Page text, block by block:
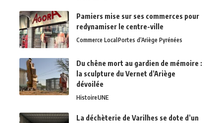
Pamiers mise sur ses commerces pour
redynamiser le centre-ville
Commerce Local Portes d’Ariège Pyrénées
Du chêne mort au gardien de mémoire :
la sculpture du Vernet d’Ariège
dévoilée
HistoireUNE
La déchèterie de Varilhes se dote d’un